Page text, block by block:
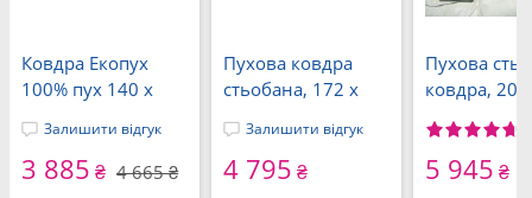
Ковдра Екопух
100% пух 140 x
Залишити відгук
3 885 ₴ 4 665 ₴
Пухова ковдра
стьобана, 172 x
двоспальна, 100%
пух, ТМ Екопух
Залишити відгук
4 795 ₴
Пухова
ковдра,
ТМ Екопух
5 945 ₴